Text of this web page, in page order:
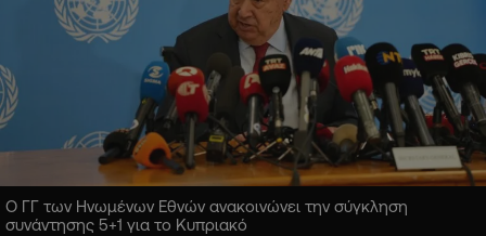
Ο ΓΓ των Ηνωμένων Εθνών ανακοινώνει την σύγκληση
συνάντησης 5+1 για το Κυπριακό